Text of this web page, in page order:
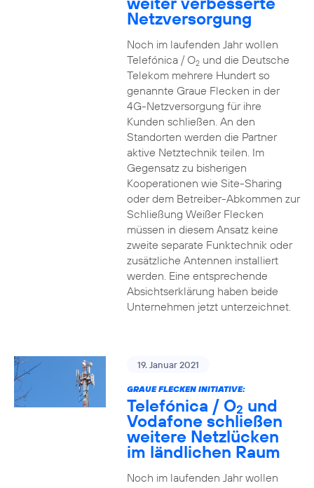
Netzversorgung
Noch im laufenden Jahr wollen
Telefónica / O2und die Deutsche
Telekom mehrere Hundert so
genannte Graue Flecken in der
4G-Netzversorgung für ihre
Kunden schließen. An den
Standorten werden die Partner
aktive Netztechnik teilen. Im
Gegensatz zu bisherigen
Kooperationen wie Site-Sharing
oder dem Betreiber-Abkommen zur
Schließung Weißer Flecken
müssen in diesem Ansatz keine
zweite separate Funktechnik oder
zusätzliche Antennen installiert
werden. Eine entsprechende
Absichtserklärung haben beide
Unternehmen jetzt unterzeichnet.
19. Januar 2021
GRAUE FLECKEN INITIATIVE:
Telefónica / O2 und
Vodafone schließen
weitere Netzlücken
im ländlichen Raum
Noch im laufenden Jahr wollen